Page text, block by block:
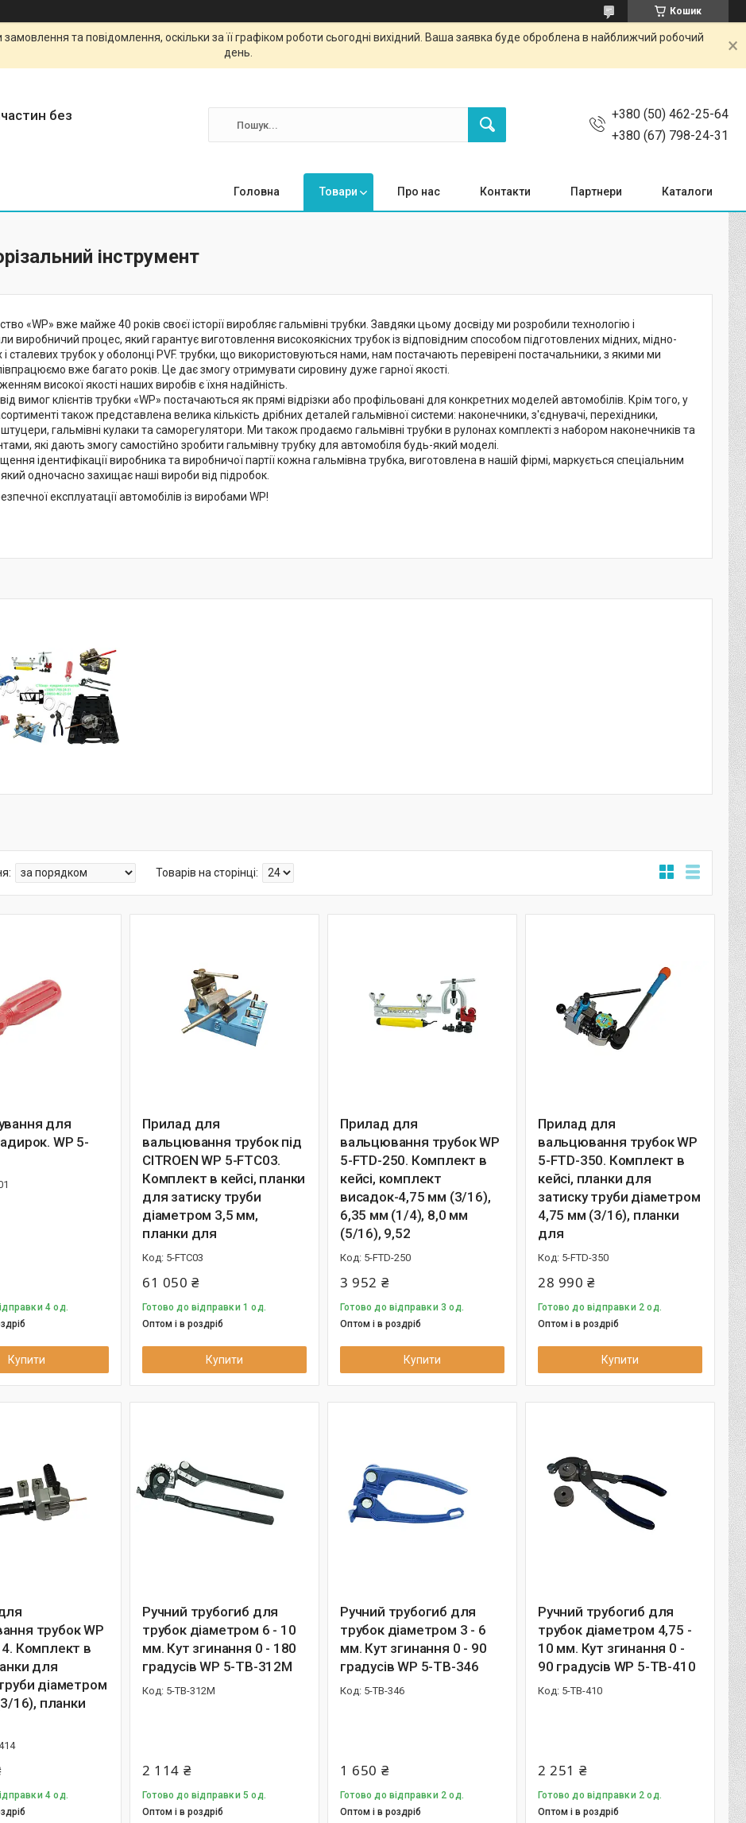
Кошик
та повідомлення, оскільки за її графіком роботи сьогодні вихідний. Ваша заявка буде оброблена в найближчий робочий
день.
без
+380 (50) 462-25-64
+380 (67) 798-24-31
Головна Товари Про нас Контакти Партнери Каталоги
інструмент
«WP» вже майже 40 років своєї історії виробляє гальмівні трубки. Завдяки цьому досвіду ми розробили технологію і
виробничий процес, який гарантує виготовлення високоякісних трубок із відповідним способом підготовлених мідних, мідно-
і сталевих трубок у оболонці PVF. трубки, що використовуються нами, нам постачають перевірені постачальники, з якими ми
вже багато років. Це дає змогу отримувати сировину дуже гарної якості.
високої якості наших виробів є їхня надійність.
вимог клієнтів трубки «WP» постачаються як прямі відрізки або профільовані для конкретних моделей автомобілів. Крім того, у
також представлена велика кількість дрібних деталей гальмівної системи: наконечники, з'єднувачі, перехідники,
штуцери, гальмівні кулаки та саморегулятори. Ми також продаємо гальмівні трубки в рулонах комплекті з набором наконечників та
які дають змогу самостійно зробити гальмівну трубку для автомобіля будь-який моделі.
ідентифікації виробника та виробничої партії кожна гальмівна трубка, виготовлена в нашій фірмі, маркується спеціальним
одночасно захищає наші вироби від підробок.
експлуатації автомобілів із виробами WP!
для
WP 5-
4 од.
Купити
Прилад для
вальцювання трубок під
CITROEN WP 5-FTC03.
Комплект в кейсі, планки
для затиску труби
діаметром 3,5 мм,
планки для
5-FTC03
61 050 ₴
Готово до відправки 1 од.
Оптом і в роздріб
Купити
Прилад для
вальцювання трубок WP
5-FTD-250. Комплект в
кейсі, комплект
висадок-4,75 мм (3/16),
6,35 мм (1/4), 8,0 мм
(5/16), 9,52
5-FTD-250
3 952 ₴
Готово до відправки 3 од.
Оптом і в роздріб
Купити
Прилад для
вальцювання трубок WP
5-FTD-350. Комплект в
кейсі, планки для
затиску труби діаметром
4,75 мм (3/16), планки
для
5-FTD-350
28 990 ₴
Готово до відправки 2 од.
Оптом і в роздріб
Купити
трубок WP
Комплект в
для
діаметром
16), планки
4 од.
Ручний трубогиб для
трубок діаметром 6 - 10
мм. Кут згинання 0 - 180
градусів WP 5-TB-312M
5-TB-312M
2 114 ₴
Готово до відправки 5 од.
Оптом і в роздріб
Ручний трубогиб для
трубок діаметром 3 - 6
мм. Кут згинання 0 - 90
градусів WP 5-TB-346
5-TB-346
1 650 ₴
Готово до відправки 2 од.
Оптом і в роздріб
Ручний трубогиб для
трубок діаметром 4,75 -
10 мм. Кут згинання 0 -
90 градусів WP 5-TB-410
5-TB-410
2 251 ₴
Готово до відправки 2 од.
Оптом і в роздріб